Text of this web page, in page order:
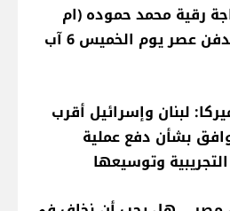
رقية محمد حموده (ام
محمد)، الدفن عصر يوم الخميس 6 آب
لبنان وإسرائيل أقرب
بشأن دفع عملية
وتوسيعها